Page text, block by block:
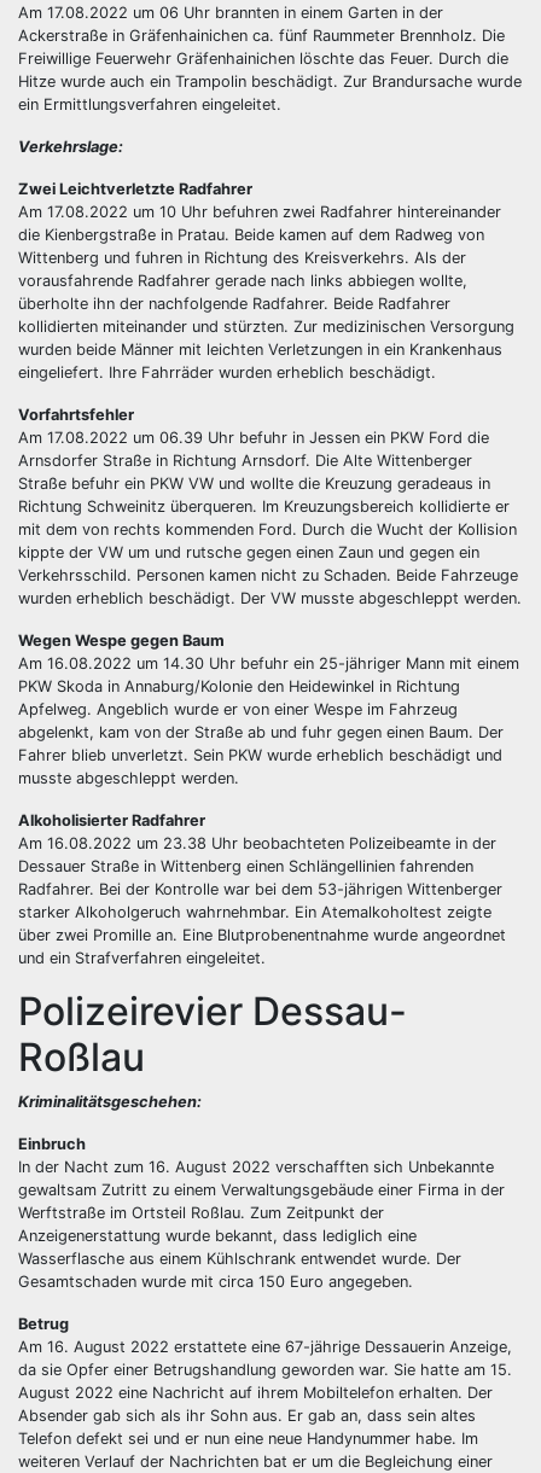
Am 17.08.2022 um 06 Uhr brannten in einem Garten in der
Ackerstraße in Gräfenhainichen ca. fünf Raummeter Brennholz. Die
Freiwillige Feuerwehr Gräfenhainichen löschte das Feuer. Durch die
Hitze wurde auch ein Trampolin beschädigt. Zur Brandursache wurde
ein Ermittlungsverfahren eingeleitet.
Verkehrslage:
Zwei Leichtverletzte Radfahrer
Am 17.08.2022 um 10 Uhr befuhren zwei Radfahrer hintereinander
die Kienbergstraße in Pratau. Beide kamen auf dem Radweg von
Wittenberg und fuhren in Richtung des Kreisverkehrs. Als der
vorausfahrende Radfahrer gerade nach links abbiegen wollte,
überholte ihn der nachfolgende Radfahrer. Beide Radfahrer
kollidierten miteinander und stürzten. Zur medizinischen Versorgung
wurden beide Männer mit leichten Verletzungen in ein Krankenhaus
eingeliefert. Ihre Fahrräder wurden erheblich beschädigt.
Vorfahrtsfehler
Am 17.08.2022 um 06.39 Uhr befuhr in Jessen ein PKW Ford die
Arnsdorfer Straße in Richtung Arnsdorf. Die Alte Wittenberger
Straße befuhr ein PKW VW und wollte die Kreuzung geradeaus in
Richtung Schweinitz überqueren. Im Kreuzungsbereich kollidierte er
mit dem von rechts kommenden Ford. Durch die Wucht der Kollision
kippte der VW um und rutsche gegen einen Zaun und gegen ein
Verkehrsschild. Personen kamen nicht zu Schaden. Beide Fahrzeuge
wurden erheblich beschädigt. Der VW musste abgeschleppt werden.
Wegen Wespe gegen Baum
Am 16.08.2022 um 14.30 Uhr befuhr ein 25-jähriger Mann mit einem
PKW Skoda in Annaburg/Kolonie den Heidewinkel in Richtung
Apfelweg. Angeblich wurde er von einer Wespe im Fahrzeug
abgelenkt, kam von der Straße ab und fuhr gegen einen Baum. Der
Fahrer blieb unverletzt. Sein PKW wurde erheblich beschädigt und
musste abgeschleppt werden.
Alkoholisierter Radfahrer
Am 16.08.2022 um 23.38 Uhr beobachteten Polizeibeamte in der
Dessauer Straße in Wittenberg einen Schlängellinien fahrenden
Radfahrer. Bei der Kontrolle war bei dem 53-jährigen Wittenberger
starker Alkoholgeruch wahrnehmbar. Ein Atemalkoholtest zeigte
über zwei Promille an. Eine Blutprobenentnahme wurde angeordnet
und ein Strafverfahren eingeleitet.
Polizeirevier Dessau-
Roßlau
Kriminalitätsgeschehen:
Einbruch
In der Nacht zum 16. August 2022 verschafften sich Unbekannte
gewaltsam Zutritt zu einem Verwaltungsgebäude einer Firma in der
Werftstraße im Ortsteil Roßlau. Zum Zeitpunkt der
Anzeigenerstattung wurde bekannt, dass lediglich eine
Wasserflasche aus einem Kühlschrank entwendet wurde. Der
Gesamtschaden wurde mit circa 150 Euro angegeben.
Betrug
Am 16. August 2022 erstattete eine 67-jährige Dessauerin Anzeige,
da sie Opfer einer Betrugshandlung geworden war. Sie hatte am 15.
August 2022 eine Nachricht auf ihrem Mobiltelefon erhalten. Der
Absender gab sich als ihr Sohn aus. Er gab an, dass sein altes
Telefon defekt sei und er nun eine neue Handynummer habe. Im
weiteren Verlauf der Nachrichten bat er um die Begleichung einer